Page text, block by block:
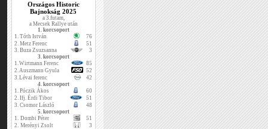
Országos Historic
Bajnokság 2025
a 3.futam,
a Mecsek Rallye után
1. korcsoport
1. Tóth István
76
2. Metz Ferenc
51
3. Buza Zsuzsanna
3
3. korcsoport
1.Wirtmann Ferenc
85
2.Auszmann Gyula
52
3.Lévai ferenc
42
4. korcsoport
1. Póczik Ákos
60
2. Ifj. Érdi Tibor
51
3. Csomor László
48
5. korcsoport
1. Dombi Péter
51
2. Merényi Zsolt
3